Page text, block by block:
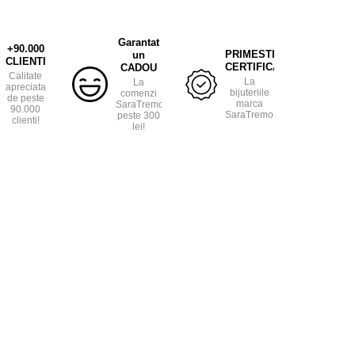
+90.000
CLIENTI
Calitate
apreciata
de peste
90.000
clienti!
Garantat
un
CADOU
La
comenzi
SaraTremo
peste 300
lei!
PRIMESTI
CERTIFICAT
La
bijuteriile
marca
SaraTremo.